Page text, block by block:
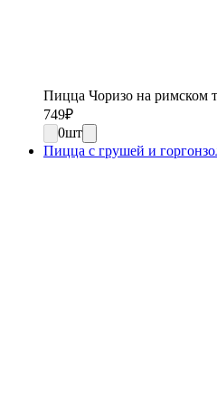
Пицца Чоризо на римском
749₽
0шт
Пицца с грушей и